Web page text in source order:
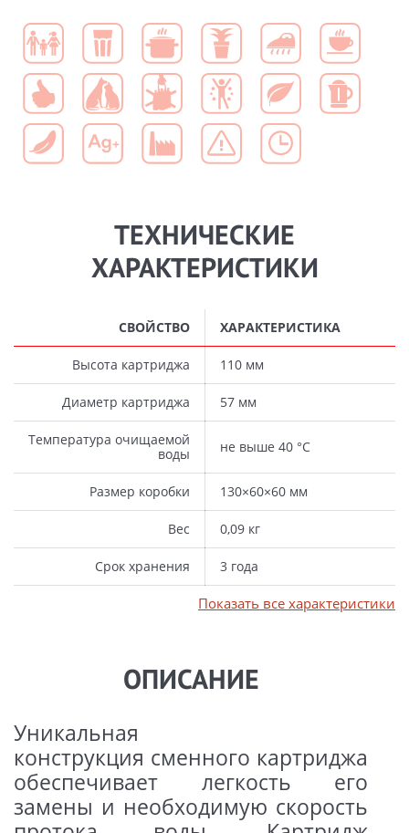
ТЕХНИЧЕСКИЕ
ХАРАКТЕРИСТИКИ
СВОЙСТВО ХАРАКТЕРИСТИКА
Высота картриджа 110 мм
Диаметр картриджа 57 мм
Температура очищаемой
воды
не выше 40 °С
Размер коробки 130×60×60 мм
Вес 0,09 кг
Срок хранения 3 года
Показать все характеристики
ОПИСАНИЕ
Уникальная
конструкция сменного картриджа
обеспечивает легкость его
замены и необходимую скорость